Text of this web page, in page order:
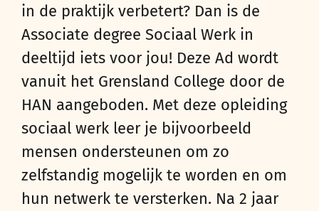
in de praktijk verbetert? Dan is de
Associate degree Sociaal Werk in
deeltijd iets voor jou! Deze Ad wordt
vanuit het Grensland College door de
HAN aangeboden. Met deze opleiding
sociaal werk leer je bijvoorbeeld
mensen ondersteunen om zo
zelfstandig mogelijk te worden en om
hun netwerk te versterken. Na 2 jaar